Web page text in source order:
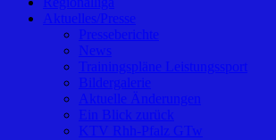
Aktuelles/Presse
Presseberichte
News
Trainingspläne Leistungssport
Bildergalerie
Aktuelle Änderungen
Ein Blick zurück
KTV Rhh-Pfalz GTw